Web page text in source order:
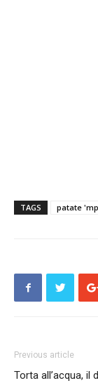
TAGS patate
Previous article
Torta all’acqua, il